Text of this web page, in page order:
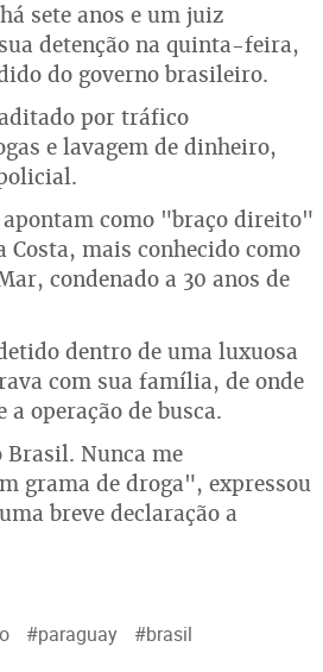
sete anos e um juiz
detenção na quinta-feira,
do governo brasileiro.
por tráfico
e lavagem de dinheiro,
apontam como "braço direito"
Costa, mais conhecido como
condenado a 30 anos de
dentro de uma luxuosa
com sua família, de onde
operação de busca.
Brasil. Nunca me
grama de droga", expressou
breve declaração a
#paraguay #brasil